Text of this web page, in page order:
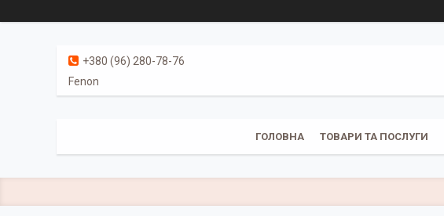
+380 (96) 280-78-76
Fenon
ГОЛОВНА ТОВАРИ ТА ПОСЛУГИ